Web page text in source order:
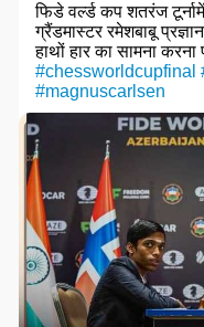
फिडे वर्ल्ड कप शतरंज
ग्रैंडमास्टर रमेशबाबू
हाथों हार का सामना करना
#chessworldcupfinal
#magnuscarlsen